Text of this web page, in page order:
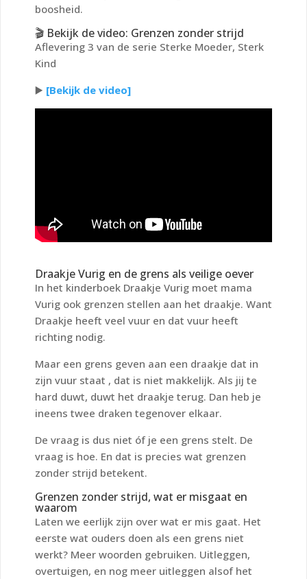
boosheid.
🎬 Bekijk de video: Grenzen zonder strijd
Aflevering 3 van de serie Sterke Moeder, Sterk
Kind
▶️ [Bekijk de video]
Draakje Vurig en de grens als veilige oever
In het kinderboek Draakje Vurig moet mama
Vurig ook grenzen stellen aan het draakje. Want
Draakje heeft veel vuur en dat vuur heeft
richting nodig.
Maar een grens geven aan een draakje dat in
zijn vuur staat , dat is niet makkelijk. Als jij te
hard duwt, duwt het draakje terug. Dan heb je
ineens twee draken tegenover elkaar.
De vraag is dus niet óf je een grens stelt. De
vraag is hoe. En dat is precies wat grenzen
zonder strijd betekent.
Grenzen zonder strijd, wat er misgaat en
waarom
Laten we eerlijk zijn over wat er mis gaat. Het
eerste wat ouders doen als een grens niet
werkt? Meer woorden gebruiken. Uitleggen,
overtuigen, en nog meer uitleggen alsof het